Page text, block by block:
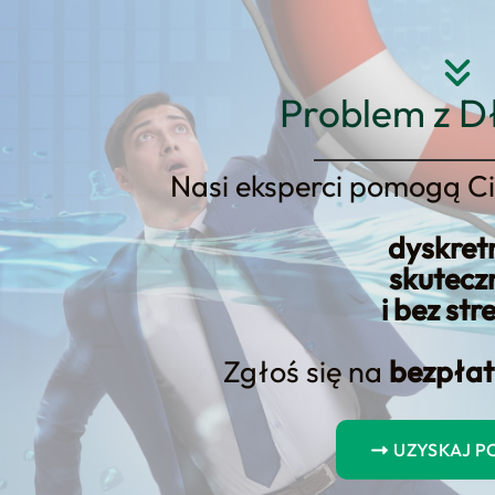
Problem z
Nasi eksperci pomogą
i bez
Zgłoś się na
UZYSKAJ
Strona główna O nas
zajęcie wynagrodzenia? Ta